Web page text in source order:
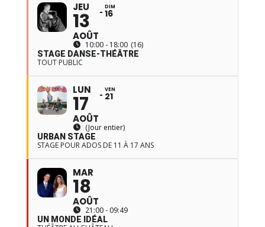
JEU
13
AOÛT
DIM
16
10:00 - 18:00 (16)
STAGE DANSE-THÉÂTRE
TOUT PUBLIC
LUN
17
AOÛT
VEN
21
(Jour entier)
URBAN STAGE
STAGE POUR ADOS DE 11 À 17 ANS
MAR
18
AOÛT
21:00 - 09:49
UN MONDE IDÉAL